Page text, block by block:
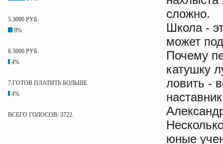
5.3000 РУБ.
9%
6.5000 РУБ.
4%
7.ГОТОВ ПЛАТИТЬ БОЛЬШЕ
4%
ВСЕГО ГОЛОСОВ: 3722.
сложно.
Школа -
может
Почему
катушку
ловить -
юные